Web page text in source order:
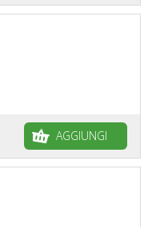
AGGIUNGI